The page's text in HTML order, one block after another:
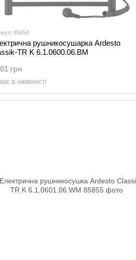
85854
рушникосушарка Ardesto
TR K 6.1.0600.06.BM
грн
в наявності